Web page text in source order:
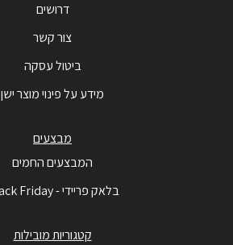
דרושים
צור קשר
ביטול עסקה
מידע על פינוי מוצר ישן
מבצעים
המבצעים החמים
בלאק פריידי - Black Friday
קטגוריות מובילות